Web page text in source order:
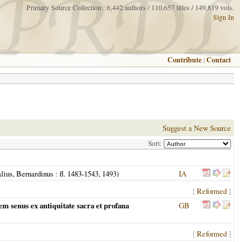
Primary Source Collection : 6,442 authors / 110,657 titles / 149,819 vols.
Sign In
Contribute |Contact
Suggest a New Source
Sort:
Bernardinus : fl. 1483-1543, 1493) IA
[Reformed ]
senus ex antiquitate sacra et profana
GB
[Reformed ]